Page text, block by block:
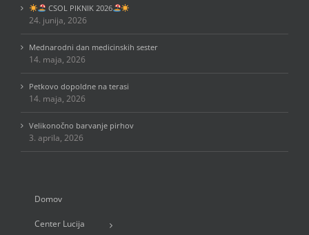
CSOL PIKNIK 2026
24. junija, 2026
Mednarodni dan medicinskih sester
14. maja, 2026
Petkovo dopoldne na terasi
14. maja, 2026
Velikonočno barvanje pirhov
3. aprila, 2026
Domov
Center Lucija